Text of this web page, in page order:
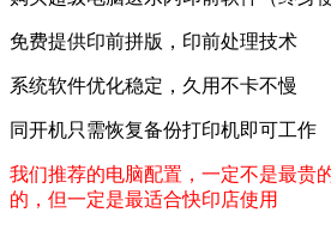
免费提供印前拼版，印前处理技术
系统软件优化稳定，久用不卡不慢
同开机只需恢复备份打印机即可工作
我们推荐的电脑配置，一定不是最贵
的，但一定是最适合快印店使用